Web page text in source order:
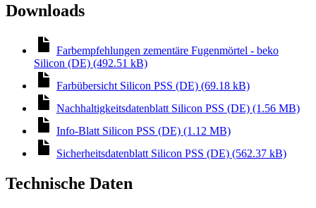
Downloads
Farbempfehlungen zementäre Fugenmörtel - beko
Silicon (DE) (492.51 kB)
Farbübersicht Silicon PSS (DE) (69.18 kB)
Nachhaltigkeitsdatenblatt Silicon PSS (DE) (1.56 MB)
Info-Blatt Silicon PSS (DE) (1.12 MB)
Sicherheitsdatenblatt Silicon PSS (DE) (562.37 kB)
Technische Daten